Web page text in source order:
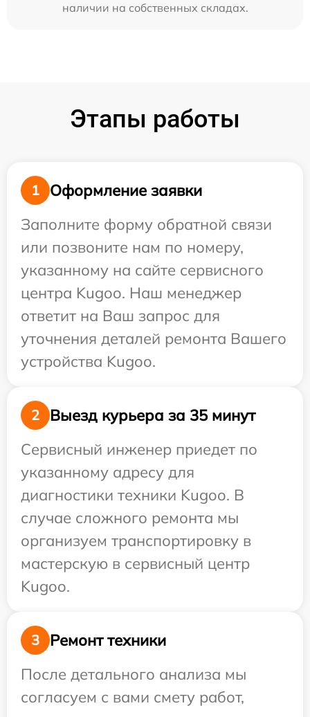
наличии на собственных складах.
Этапы работы
1
Оформление заявки
Заполните форму обратной связи
или позвоните нам по номеру,
указанному на сайте сервисного
центра Kugoo. Наш менеджер
ответит на Ваш запрос для
уточнения деталей ремонта Вашего
устройства Kugoo.
2
Выезд курьера за 35 минут
Сервисный инженер приедет по
указанному адресу для
диагностики техники Kugoo. В
случае сложного ремонта мы
организуем транспортировку в
мастерскую в сервисный центр
Kugoo.
3
Ремонт техники
После детального анализа мы
согласуем с вами смету работ,